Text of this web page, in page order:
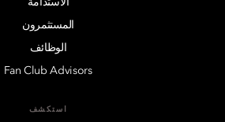
المستثمرون
الوظائف
Fan Club Advisors
استكشف